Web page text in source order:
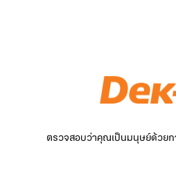
ตรวจสอบว่าคุณเป็นมนุษย์ด้วยก